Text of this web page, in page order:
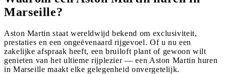
Marseille?
Aston Martin staat wereldwijd bekend om exclusiviteit,
prestaties en een ongeëvenaard rijgevoel. Of u nu een
zakelijke afspraak heeft, een bruiloft plant of gewoon wilt
genieten van het ultieme rijplezier — een Aston Martin huren
in Marseille maakt elke gelegenheid onvergetelijk.